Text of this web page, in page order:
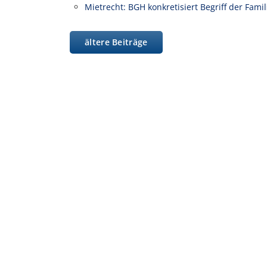
Mietrecht: BGH konkretisiert Begriff der
ältere Beiträge